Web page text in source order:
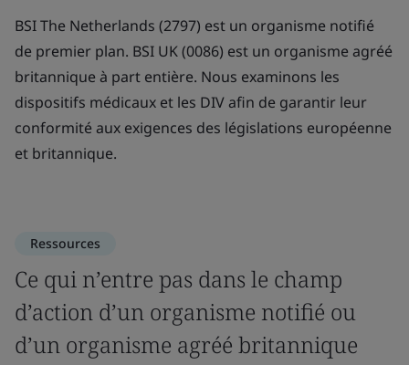
BSI The Netherlands (2797) est un organisme notifié
de premier plan. BSI UK (0086) est un organisme agréé
britannique à part entière. Nous examinons les
dispositifs médicaux et les DIV afin de garantir leur
conformité aux exigences des législations européenne
et britannique.
Ressources
Ce qui n’entre pas dans le champ
d’action d’un organisme notifié ou
d’un organisme agréé britannique